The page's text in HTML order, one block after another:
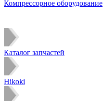
Компрессорное оборудование
Каталог запчастей
Hikoki